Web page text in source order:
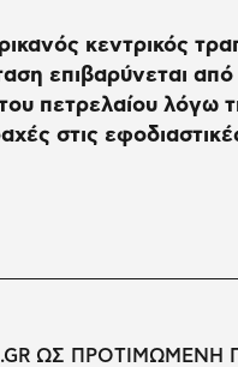
κεντρικός
επιβαρύνεται
πετρελαίου λόγω
στις
ΩΣ ΠΡΟΤΙΜΩΜΕΝΗ